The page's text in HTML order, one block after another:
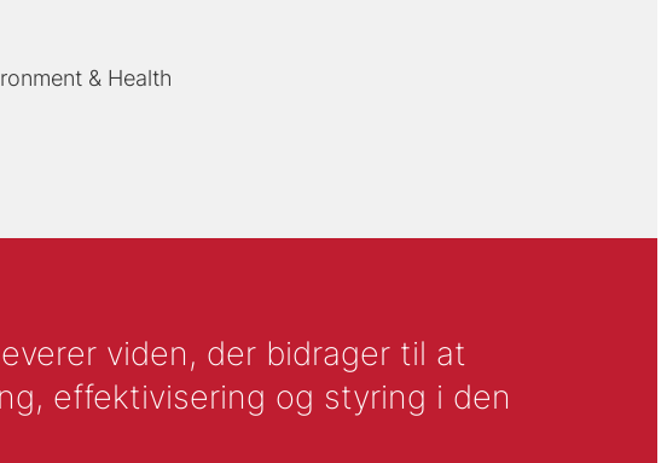
& Health
viden, der bidrager til at
effektivisering og styring i den